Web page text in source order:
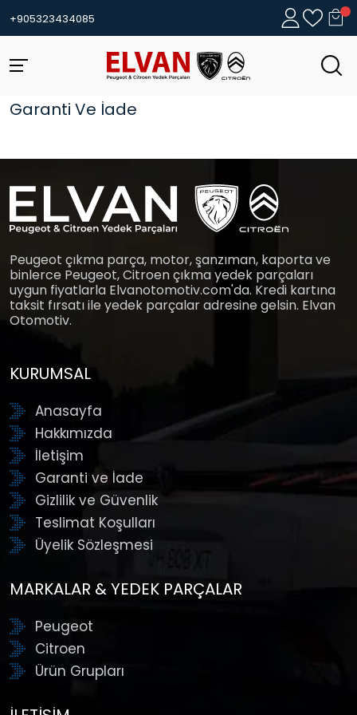
+905323434085
Garanti Ve İade
Peugeot çıkma parça, motor, şanzıman, kaporta ve
binlerce Peugeot, Citroen çıkma yedek parçaları
uygun fiyatlarla Elvanotomotiv.com'da. Kredi kartına
taksit fırsatı ile yedek parçalar adresine gelsin. Elvan
Otomotiv.
KURUMSAL
Anasayfa
Hakkımızda
İletişim
Garanti ve İade
Gizlilik ve Güvenlik
Teslimat Koşulları
Üyelik Sözleşmesi
MARKALAR & YEDEK PARÇALAR
Peugeot
Citroen
Ürün Grupları